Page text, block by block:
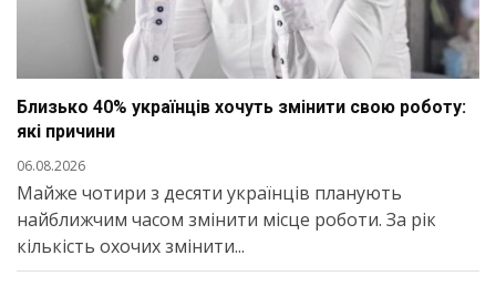
Близько 40% українців хочуть змінити свою роботу:
які причини
06.08.2026
Майже чотири з десяти українців планують
найближчим часом змінити місце роботи. За рік
кількість охочих змінити...